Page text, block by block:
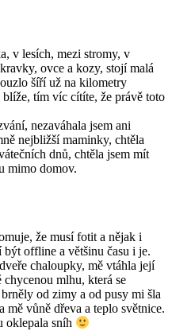
v lesích, mezi stromy, v
ovce a kozy, stojí malá
šíří už na kilometry
tím víc cítíte, že právě toto
nezaváhala jsem ani
nejbližší maminky, chtěla
dnů, chtěla jsem mít
mimo domov.
že musí fotit a nějak i
být offline a většinu času i je.
chaloupky, mě vtáhla její
chycenou mlhu, která se
od zimy a od pusy mi šla
vůně dřeva a teplo světnice.
oklepala sníh